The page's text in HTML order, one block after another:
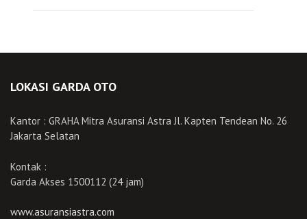
LOKASI GARDA OTO
Kantor : GRAHA Mitra Asuransi Astra Jl. Kapten Tendean No. 26
Jakarta Selatan
Kontak :
Garda Akses 1500112 (24 jam)
www.asuransiastra.com